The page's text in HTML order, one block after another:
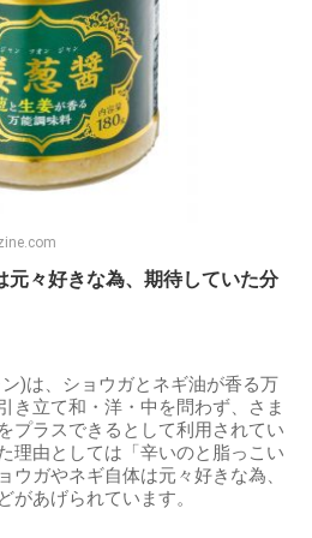
元々好きな為、期待していた分
)は、ショウガとネギ油が香る万
き立て和・洋・中を問わず、さま
プラスできるとして利用されてい
理由としては「辛いのと脂っこい
ウガやネギ自体は元々好きな為、
があげられています。